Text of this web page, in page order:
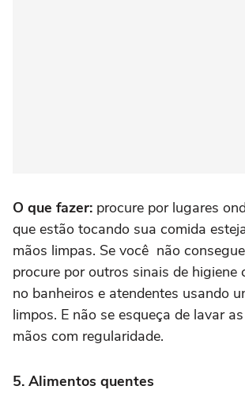
O que fazer: procure por lugares
que estão tocando sua comida
mãos limpas. Se você não
procure por outros sinais de higiene
no banheiros e atendentes usando
limpos. E não se esqueça de lavar
mãos com regularidade.
5. Alimentos quentes